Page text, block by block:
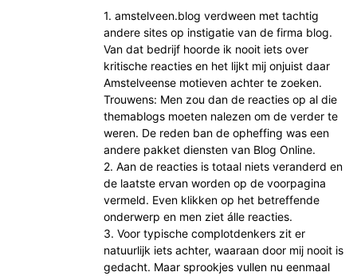
1. amstelveen.blog verdween met tachtig
andere sites op instigatie van de firma blog.
Van dat bedrijf hoorde ik nooit iets over
kritische reacties en het lijkt mij onjuist daar
Amstelveense motieven achter te zoeken.
Trouwens: Men zou dan de reacties op al die
themablogs moeten nalezen om de verder te
weren. De reden ban de opheffing was een
andere pakket diensten van Blog Online.
2. Aan de reacties is totaal niets veranderd en
de laatste ervan worden op de voorpagina
vermeld. Even klikken op het betreffende
onderwerp en men ziet álle reacties.
3. Voor typische complotdenkers zit er
natuurlijk iets achter, waaraan door mij nooit is
gedacht. Maar sprookjes vullen nu eenmaal